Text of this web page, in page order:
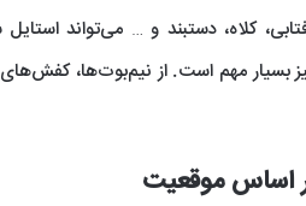
آفتابی، کلاه، دستبند و … می‌تواند
مهم است. از نیم‌بوت‌ها، کفش‌های
اساس موقعیت